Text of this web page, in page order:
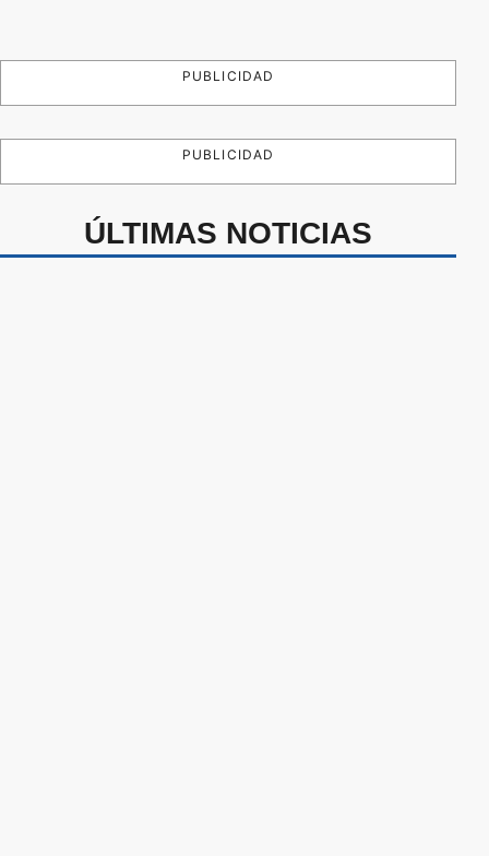
PUBLICIDAD
PUBLICIDAD
ÚLTIMAS NOTICIAS